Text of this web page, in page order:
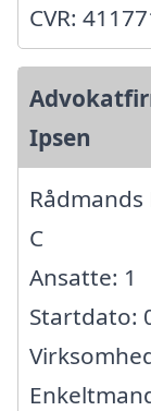
CVR:
Ipsen
C
Ansatte: 1
Startdato: